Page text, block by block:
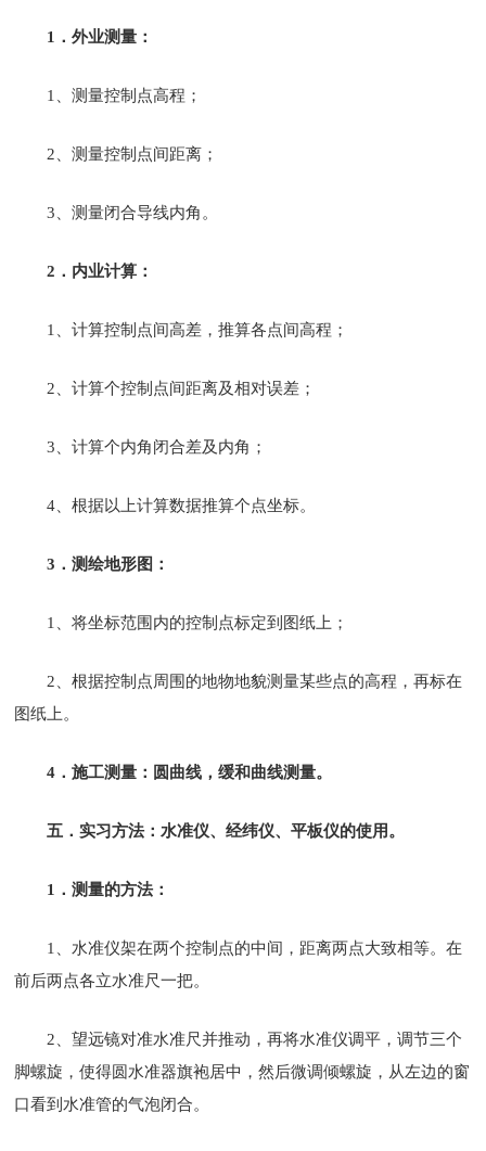
1．外业测量：
1、测量控制点高程；
2、测量控制点间距离；
3、测量闭合导线内角。
2．内业计算：
1、计算控制点间高差，推算各点间高程；
2、计算个控制点间距离及相对误差；
3、计算个内角闭合差及内角；
4、根据以上计算数据推算个点坐标。
3．测绘地形图：
1、将坐标范围内的控制点标定到图纸上；
2、根据控制点周围的地物地貌测量某些点的高程，再标在
图纸上。
4．施工测量：圆曲线，缓和曲线测量。
五．实习方法：水准仪、经纬仪、平板仪的使用。
1．测量的方法：
1、水准仪架在两个控制点的中间，距离两点大致相等。在
前后两点各立水准尺一把。
2、望远镜对准水准尺并推动，再将水准仪调平，调节三个
脚螺旋，使得圆水准器旗袍居中，然后微调倾螺旋，从左边的窗
口看到水准管的气泡闭合。